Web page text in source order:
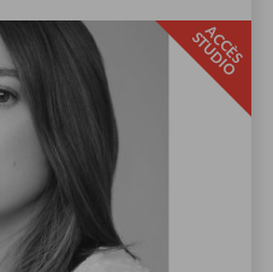
A
C
C
È
S
S
T
U
D
I
O